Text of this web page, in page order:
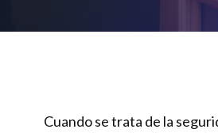
Cuando se trata de la